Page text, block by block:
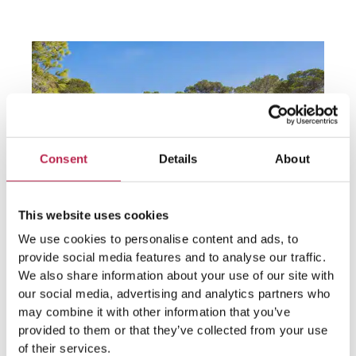
Consent Details About
This website uses cookies
We use cookies to personalise content and ads, to
provide social media features and to analyse our traffic.
We also share information about your use of our site with
our social media, advertising and analytics partners who
may combine it with other information that you’ve
provided to them or that they’ve collected from your use
of their services.
7. Cala Gracioneta
Cala Gracioneta is een verscholen strandje waar je
letterlijk via de achterdeur binnenkomt. De achterdeur